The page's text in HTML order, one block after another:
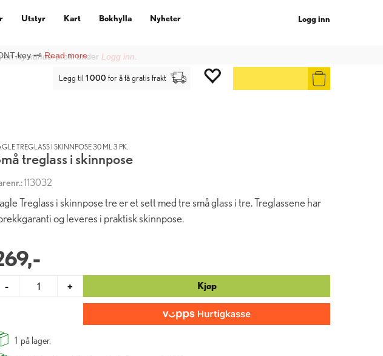
Logg inn
enNy kunde-profil under Logg inn
Utstyr Kart Bokhylla Nyheter
Legg til 1 000 for å få gratis frakt
TREGLASS I SKINNPOSE 30 ML 3 PK.
treglass i skinnpose
113032
Treglass i skinnpose tre er et sett med tre små glass i tre. Treglassene har
og leveres i praktisk skinnpose.
- + Kjøp
1 på lager.